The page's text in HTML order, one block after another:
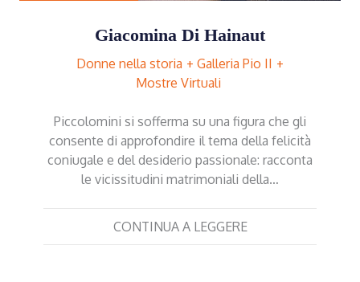
Giacomina Di Hainaut
Donne nella storia
Galleria Pio II
Mostre Virtuali
Piccolomini si sofferma su una figura che gli
consente di approfondire il tema della felicità
coniugale e del desiderio passionale: racconta
le vicissitudini matrimoniali della…
CONTINUA A LEGGERE